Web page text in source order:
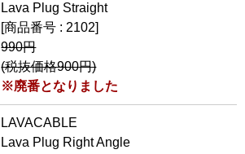
Lava Plug Straight
[商品番号 : 2102]
990円
(税抜価格900円)
※廃番となりました
LAVACABLE
Lava Plug Right Angle